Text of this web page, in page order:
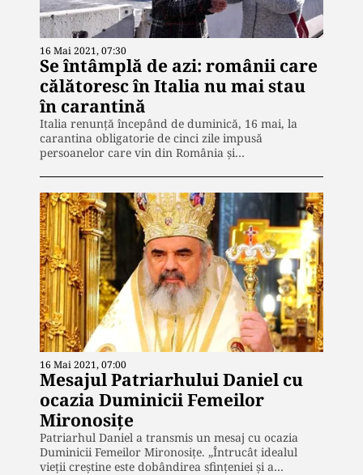
16 Mai 2021, 07:30
Se întâmplă de azi: românii care
călătoresc în Italia nu mai stau
în carantină
Italia renunță începând de duminică, 16 mai, la
carantina obligatorie de cinci zile impusă
persoanelor care vin din România și…
16 Mai 2021, 07:00
Mesajul Patriarhului Daniel cu
ocazia Duminicii Femeilor
Mironosițe
Patriarhul Daniel a transmis un mesaj cu ocazia
Duminicii Femeilor Mironosițe. „Întrucât idealul
vieţii creştine este dobândirea sfinţeniei şi a…